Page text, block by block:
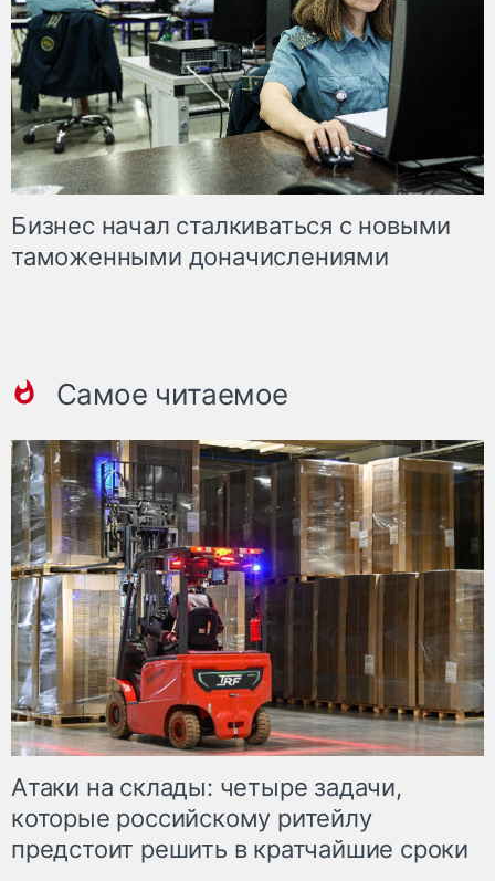
Бизнес начал сталкиваться с новыми
таможенными доначислениями
Самое читаемое
Атаки на склады: четыре задачи,
которые российскому ритейлу
предстоит решить в кратчайшие сроки